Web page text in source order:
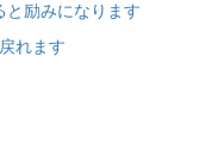
と励みになります
れます